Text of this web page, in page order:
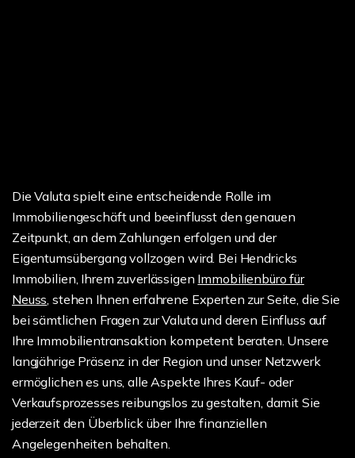
Die Valuta spielt eine entscheidende Rolle im
Immobiliengeschäft und beeinflusst den genauen
Zeitpunkt, an dem Zahlungen erfolgen und der
Eigentumsübergang vollzogen wird. Bei Hendricks
Immobilien, Ihrem zuverlässigen Immobilienbüro für
Neuss, stehen Ihnen erfahrene Experten zur Seite, die Sie
bei sämtlichen Fragen zur Valuta und deren Einfluss auf
Ihre Immobilientransaktion kompetent beraten. Unsere
langjährige Präsenz in der Region und unser Netzwerk
ermöglichen es uns, alle Aspekte Ihres Kauf- oder
Verkaufsprozesses reibungslos zu gestalten, damit Sie
jederzeit den Überblick über Ihre finanziellen
Angelegenheiten behalten.